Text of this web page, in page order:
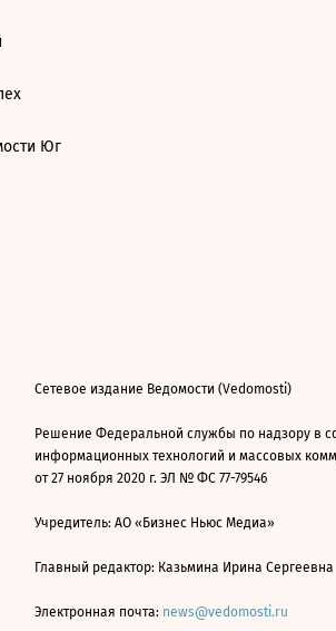
Юг
Сетевое издание Ведомости (Vedomosti)
Решение Федеральной службы по надзору в
информационных технологий и массовых
от 27 ноября 2020 г. ЭЛ № ФС 77-79546
Учредитель: АО «Бизнес Ньюс Медиа»
Главный редактор: Казьмина Ирина Сергеевна
Электронная почта: news@vedomosti.ru